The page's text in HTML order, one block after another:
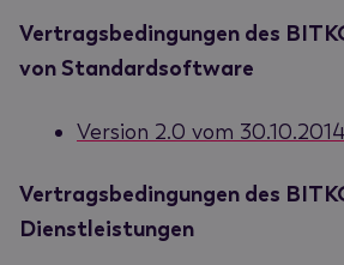
Vertragsbedingungen des
von Standardsoftware
Version 2.0 vom 30.10.2014
Vertragsbedingungen des
Dienstleistungen